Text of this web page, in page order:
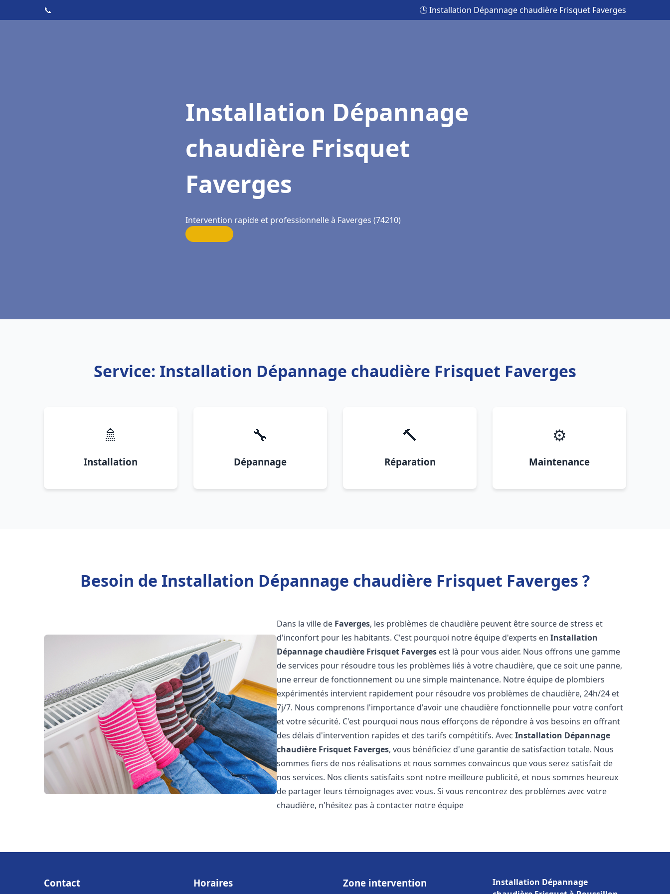
📞 🕒 Installation Dépannage chaudière Frisquet Faverges
Installation Dépannage
chaudière Frisquet
Faverges
Intervention rapide et professionnelle à Faverges (74210)
Service: Installation Dépannage chaudière Frisquet Faverges
🚿
Installation
🔧
Dépannage
🔨
Réparation
⚙️
Maintenance
Besoin de Installation Dépannage chaudière Frisquet Faverges ?
Dans la ville de Faverges, les problèmes de chaudière peuvent être source de stress et
d'inconfort pour les habitants. C'est pourquoi notre équipe d'experts enInstallation
Dépannage chaudière Frisquet Faverges est là pour vous aider. Nous offrons une gamme
de services pour résoudre tous les problèmes liés à votre chaudière, que ce soit une panne,
une erreur de fonctionnement ou une simple maintenance. Notre équipe de plombiers
expérimentés intervient rapidement pour résoudre vos problèmes de chaudière, 24h/24 et
7j/7. Nous comprenons l'importance d'avoir une chaudière fonctionnelle pour votre confort
et votre sécurité. C'est pourquoi nous nous efforçons de répondre à vos besoins en offrant
des délais d'intervention rapides et des tarifs compétitifs. AvecInstallation Dépannage
chaudière Frisquet Faverges, vous bénéficiez d'une garantie de satisfaction totale. Nous
sommes fiers de nos réalisations et nous sommes convaincus que vous serez satisfait de
nos services. Nos clients satisfaits sont notre meilleure publicité, et nous sommes heureux
de partager leurs témoignages avec vous. Si vous rencontrez des problèmes avec votre
chaudière, n'hésitez pas à contacter notre équipe
Contact Horaires Zone intervention
Installation Dépannage